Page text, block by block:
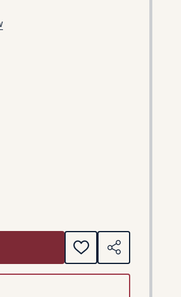
WISDOM OF JESUS / INVATATURI
OF THE WISDOM OF JESUS /
ADD
TO
SHARE